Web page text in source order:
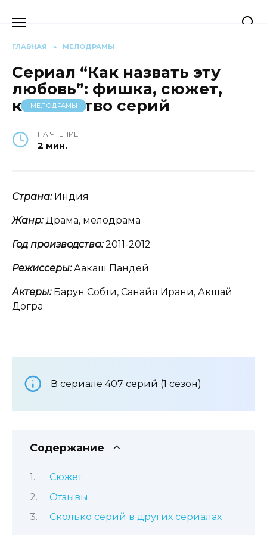
ГЛАВНАЯ » МЕЛОДРАМЫ
Сериал “Как назвать эту
любовь”: фишка, сюжет,
количество серий
МЕЛОДРАМЫ
НА ЧТЕНИЕ
2 мин.
Страна:Индия
Жанр:Драма, мелодрама
Год производства:2011-2012
Режиссеры:Аакаш Пандей
Актеры:Барун Собти, Санайя Ирани, Акшай
Догра
В сериале 407 серий (1 сезон)
Содержание
Сюжет
Отзывы
Сколько серий в других сериалах